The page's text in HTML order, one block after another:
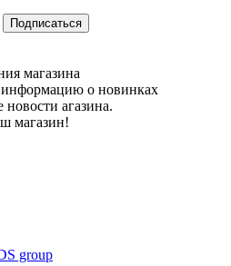
Подписаться
магазина
информацию о новинках
агазина.
магазин!
group